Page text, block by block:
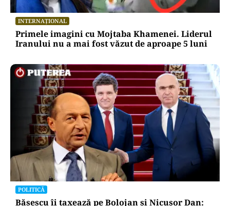
INTERNAȚIONAL
Primele imagini cu Mojtaba Khamenei. Liderul
Iranului nu a mai fost văzut de aproape 5 luni
POLITICĂ
Băsescu îi taxează pe Bolojan și Nicușor Dan: